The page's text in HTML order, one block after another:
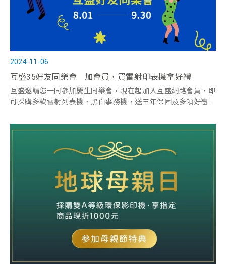
2024-11-06
互盛35好友同樂會｜加會員，買雷射印表機拿好禮
互盛邀請您一同參加慶生同樂會，現在起加入互盛網路會員，即
可採購多款雷射列表機、黑白事務機，送三年保固及多項好禮，